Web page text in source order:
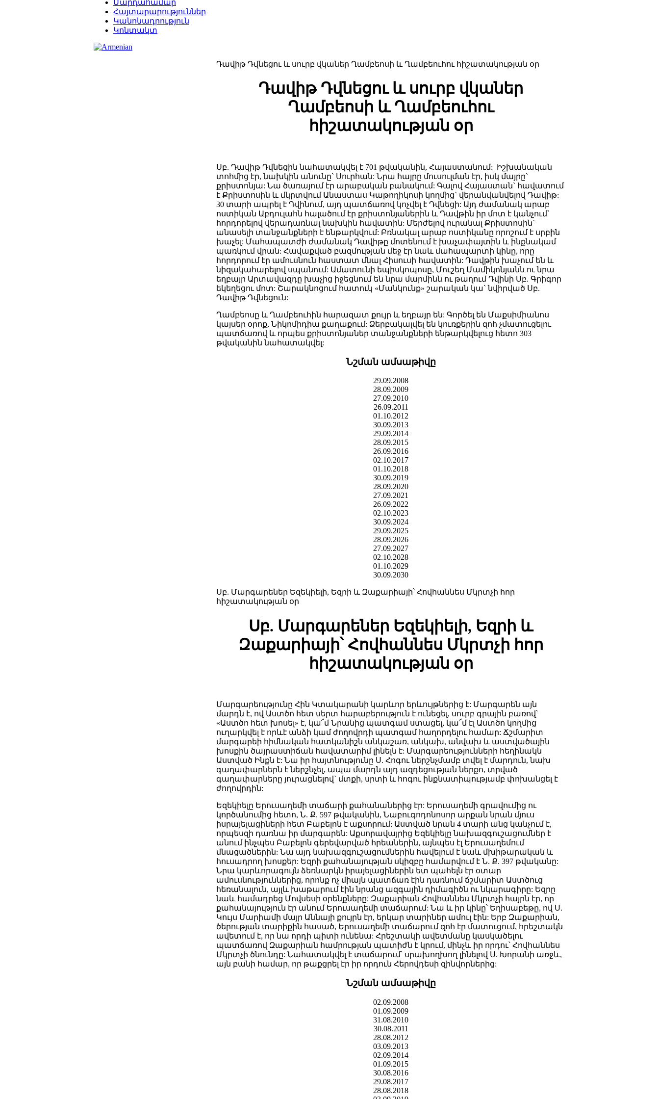
Մարդահամար
Հայտարարություններ
Կանոնադրություն
Կոնտակտ
Դավիթ Դվնեցու և սուրբ վկաներ Ղամբեոսի և Ղամբեուհու հիշատակության օր
Դավիթ Դվնեցու և սուրբ վկաներ
Ղամբեոսի և Ղամբեուհու
հիշատակության օր
Սբ. Դավիթ Դվնեցին նահատակվել է 701 թվականին, Հայաստանում: Իշխանական
տոհմից էր, նախկին անունը` Սուրհան: Նրա հայրը մուսուլման էր, իսկ մայրը`
քրիստոնյա: Նա ծառայում էր արաբական բանակում: Գալով Հայաստան` հավատում
է Քրիստոսին և մկրտվում Անաստաս Կաթողիկոսի կողմից` վերանվանվելով Դավիթ:
30 տարի ապրել է Դվինում, այդ պատճառով կոչվել է Դվնեցի: Այդ ժամանակ արաբ
ոստիկան Աբդուլահն հալածում էր քրիստոնյաներին և Դավթին իր մոտ է կանչում`
հորդորելով վերադառնալ նախկին հավատին: Մերժելով ուրանալ Քրիստոսին`
անասելի տանջանքների է ենթարկվում: Բռնակալ արաբ ոստիկանը որոշում է սրբին
խաչել: Մահապատժի ժամանակ Դավիթը մոտենում է խաչափայտին և ինքնակամ
պառկում վրան: Հավաքված բազմության մեջ էր նաև մահապարտի կինը, որը
հորդորում էր ամուսնուն հաստատ մնալ Հիսուսի հավատին: Դավթին խաչում են և
նիզակահարելով սպանում: Ամատունի եպիսկոպոսը, Մուշեղ Մամիկոնյանն ու նրա
եղբայր Արտավազդը խաչից իջեցնում են նրա մարմինն ու թաղում Դվինի Սբ. Գրիգոր
եկեղեցու մոտ: Շարակնոցում հատուկ «Մանկունք» շարական կա` նվիրված Սբ.
Դավիթ Դվնեցուն:
Ղամբեոսը և Ղամբեուհին հարազատ քույր և եղբայր են: Գործել են Մաքսիմիանոս
կայսեր օրոք, Նիկոմիդիա քաղաքում: Ձերբակալվել են կուռքերին զոհ չմատուցելու
պատճառով և որպես քրիստոնյաներ տանջանքների ենթարկվելուց հետո 303
թվականին նահատակվել:
Նշման ամսաթիվը
29.09.2008
28.09.2009
27.09.2010
26.09.2011
01.10.2012
30.09.2013
29.09.2014
28.09.2015
26.09.2016
02.10.2017
01.10.2018
30.09.2019
28.09.2020
27.09.2021
26.09.2022
02.10.2023
30.09.2024
29.09.2025
28.09.2026
27.09.2027
02.10.2028
01.10.2029
30.09.2030
Սբ. Մարգարեներ Եզեկիելի, Եզրի և Զաքարիայի՝ Հովհաննես Մկրտչի հոր
հիշատակության օր
Սբ. Մարգարեներ Եզեկիելի, Եզրի և
Զաքարիայի՝ Հովհաննես Մկրտչի հոր
հիշատակության օր
Մարգարեությունը Հին Կտակարանի կարևոր երևույթներից է: Մարգարեն այն
մարդն է, ով Աստծո հետ սերտ հարաբերություն է ունեցել, սուրբ գրային բառով՝
«Աստծո հետ խոսել» է, կա՜մ Նրանից պատգամ ստացել, կա՜մ էլ Աստծո կողմից
ուղարկվել է որևէ անձի կամ ժողովրդի պատգամ հաղորդելու համար: Ճշմարիտ
մարգարեի հիմնական հատկանիշն անկաշառ, անկախ, անվախ և աստվածային
խոսքին ծայրաստիճան հավատարիմ լինելն է: Մարգարեությունների հեղինակն
Աստված Ինքն է: Նա իր հայտնությունը Ս. Հոգու ներշնչմամբ տվել է մարդուն, նախ
գաղափարներն է ներշնչել, ապա մարդն այդ ազդեցության ներքո, տրված
գաղափարները յուրացնելով` մտքի, սրտի և հոգու ինքնատիպությամբ փոխանցել է
ժողովրդին:
Եզեկիելը Երուսաղեմի տաճարի քահանաներից էր: Երուսաղեմի գրավումից ու
կործանումից հետո, Ն. Ք. 597 թվականին, Նաբուգոդոնոսոր արքան նրան մյուս
իսրայելացիների հետ Բաբելոն է աքսորում: Աստված նրան 4 տարի անց կանչում է,
որպեսզի դառնա իր մարգարեն: Աքսորավայրից Եզեկիելը նախազգուշացումներ է
անում ինչպես Բաբելոն գերեվարված հրեաներին, այնպես էլ Երուսաղեմում
մնացածներին: Նա այդ նախազգուշացումներին հավելում է նաև մխիթարական և
հուսադրող խոսքեր: Եզրի քահանայության սկիզբը համարվում է Ն. Ք. 397 թվականը:
Նրա կարևորագույն ձեռնարկն իրայելացիներին ետ պահելն էր օտար
ամուսնություններից, որոնք ոչ միայն պատճառ էին դառնում ճշմարիտ Աստծուց
հեռանալուն, այլև խաթարում էին նրանց ազգային դիմագիծն ու նկարագիրը: Եզրը
նաև համադրեց Մովսեսի օրենքները: Զաքարիան Հովհաննես Մկրտչի հայրն էր, որ
քահանայություն էր անում Երուսաղեմի տաճարում: Նա և իր կինը՝ Եղիսաբեթը, ով Ս.
Կույս Մարիամի մայր Աննայի քույրն էր, երկար տարիներ ամուլ էին: Երբ Զաքարիան,
ծերության տարիքին հասած, Երուսաղեմի տաճարում զոհ էր մատուցում, հրեշտակն
ավետում է, որ նա որդի պիտի ունենա: Հրեշտակի ավետմանը կասկածելու
պատճառով Զաքարիան համրության պատիժն է կրում, մինչև իր որդու՝ Հովհաննես
Մկրտչի ծնունդը: Նահատակվել է տաճարում՝ սրախողխող լինելով Ս. Խորանի առջև,
այն բանի համար, որ թաքցրել էր իր որդուն Հերովդեսի զինվորներից:
Նշման ամսաթիվը
02.09.2008
01.09.2009
31.08.2010
30.08.2011
28.08.2012
03.09.2013
02.09.2014
01.09.2015
30.08.2016
29.08.2017
28.08.2018